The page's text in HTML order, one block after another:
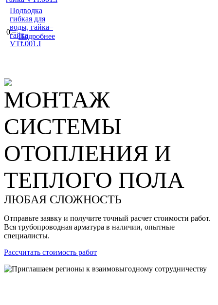
Подводка
гибкая для
воды, гайка–
гайка
VTf.001.I
0.–
Подробнее
МОНТАЖ
СИСТЕМЫ
ОТОПЛЕНИЯ И
ТЕПЛОГО ПОЛА
ЛЮБАЯ СЛОЖНОСТЬ
Отправьте заявку и получите точный расчет стоимости работ.
Вся трубопроводная арматура в наличии, опытные
специалисты.
Рассчитать стоимость работ